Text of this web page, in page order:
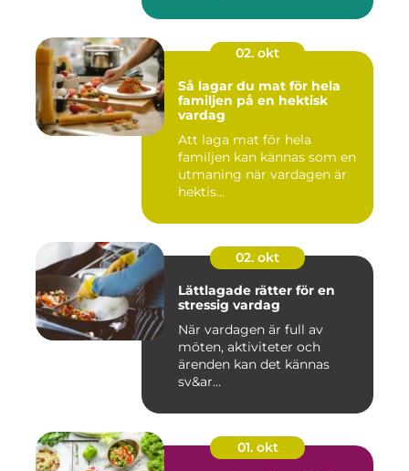
02. okt
Så lagar du mat för hela
familjen på en hektisk
vardag
Att laga mat för hela
familjen kan kännas som en
utmaning när vardagen är
hektis...
02. okt
Lättlagade rätter för en
stressig vardag
När vardagen är full av
möten, aktiviteter och
ärenden kan det kännas
sv&ar...
01. okt